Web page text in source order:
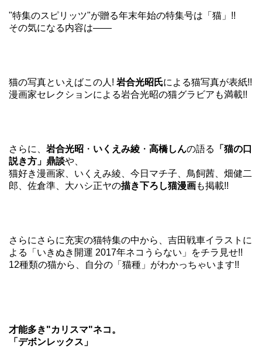
"特集のスピリッツ"が贈る年末年始の特集号は「猫」!!
その気になる内容は――
猫の写真といえばこの人! 岩合光昭氏による猫写真が表紙!!
漫画家セレクションによる岩合光昭の猫グラビアも満載!!
さらに、 岩合光昭 ・ いくえみ綾 ・ 高橋しんの語る
「猫の口
説き方」鼎談や、
猫好き漫画家、いくえみ綾、今日マチ子、鳥飼茜、畑健二
郎、佐倉準、大ハシ正ヤの描き下ろし猫漫画も掲載!!
さらにさらに充実の猫特集の中から、吉田戦車イラストに
よる「いきぬき開運 2017年ネコうらない」をチラ見せ!!
12種類の猫から、自分の「猫種」がわかっちゃいます!!
才能多き"カリスマ"ネコ。
「デボンレックス」